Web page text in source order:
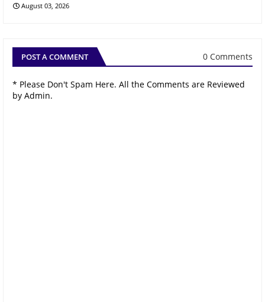
August 03, 2026
POST A COMMENT 0 Comments
* Please Don't Spam Here. All the Comments are Reviewed
by Admin.